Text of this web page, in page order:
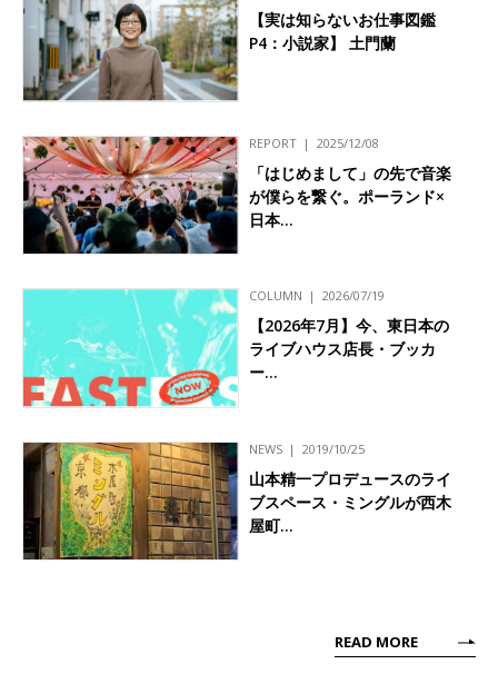
【実は知らないお仕事図鑑
P4：小説家】 土門蘭
REPORT 2025/12/08
「はじめまして」の先で音楽
が僕らを繋ぐ。ポーランド×
日本…
COLUMN 2026/07/19
【2026年7月】今、東日本の
ライブハウス店長・ブッカ
ー…
NEWS 2019/10/25
山本精一プロデュースのライ
ブスペース・ミングルが西木
屋町…
READ MORE